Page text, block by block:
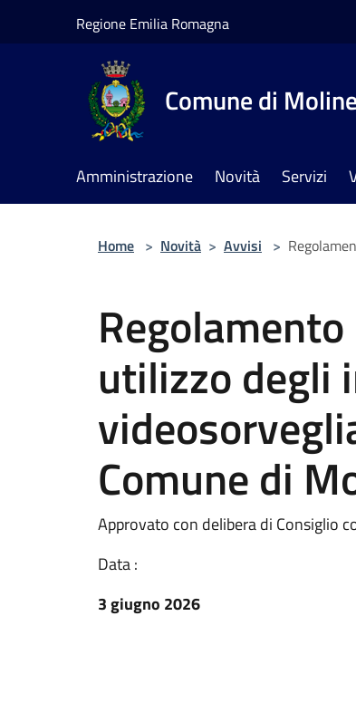
Regione Emilia Romagna
Comune di
Amministrazione Novità Servizi
Home > Novità > Avvisi >
utilizzo degli
Comune di
Approvato con delibera di Consiglio
Data :
3 giugno 2026